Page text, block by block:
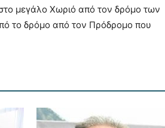
μεγάλο Χωριό από τον δρόμο των
το δρόμο από τον Πρόδρομο που